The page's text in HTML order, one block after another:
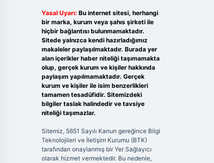
Yasal Uyarı: Bu internet sitesi, herhangi
bir marka, kurum veya şahıs şirketi ile
hiçbir bağlantısı bulunmamaktadır.
Sitede yalnızca kendi hazırladığımız
makaleler paylaşılmaktadır. Burada yer
alan içerikler haber niteliği taşımamakta
olup, gerçek kurum ve kişiler hakkında
paylaşım yapılmamaktadır. Gerçek
kurum ve kişiler ile isim benzerlikleri
tamamen tesadüfidir. Sitemizdeki
bilgiler taslak halindedir ve tavsiye
niteliği taşımazlar.
Sitemiz, 5651 Sayılı Kanun gereğince Bilgi
Teknolojileri ve İletişim Kurumu (BTK)
tarafından onaylanmış bir Yer Sağlayıcı
olarak hizmet vermektedir. Bu nedenle,